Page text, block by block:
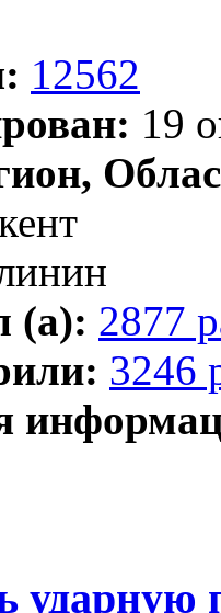
12562
19
(а): 2877
3246
ударную